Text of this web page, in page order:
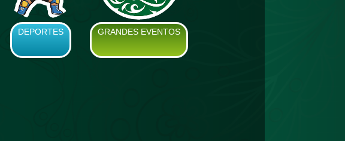
DEPORTES GRANDES EVENTOS